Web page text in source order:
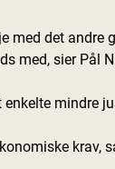
med det andre
med, sier Pål
enkelte mindre